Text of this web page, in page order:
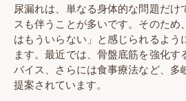
尿漏れは、単なる身体的な問題だけ
スも伴うことが多いです。そのため
はもういらない」と感じられるよう
ます。最近では、骨盤底筋を強化
バイス、さらには食事療法など、多
提案されています。